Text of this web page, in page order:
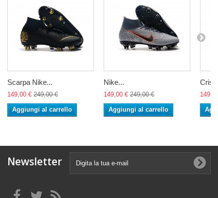
Scarpa Nike...
149,00 € 249,00 €
Aggiungi al carrello
Nike...
149,00 € 249,00 €
Aggiungi al carrello
Newsletter